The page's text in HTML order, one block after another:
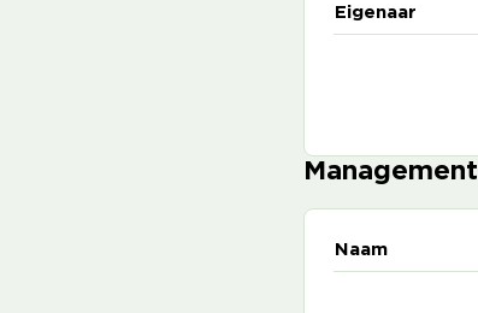
Eigenaar
Management
Naam